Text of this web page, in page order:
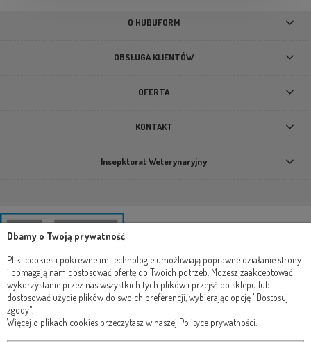
O HUBUFORM
OBSŁUGA KLIENTÓW
OFERTA
KONTAKT
Insepktorat Weterynaryjny
Dbamy o Twoją prywatność
Pliki cookies i pokrewne im technologie umożliwiają poprawne działanie strony
i pomagają nam dostosować ofertę do Twoich potrzeb. Możesz zaakceptować
wykorzystanie przez nas wszystkich tych plików i przejść do sklepu lub
dostosować użycie plików do swoich preferencji, wybierając opcję "Dostosuj
zgody".
Więcej o plikach cookies przeczytasz w naszej Polityce prywatności.